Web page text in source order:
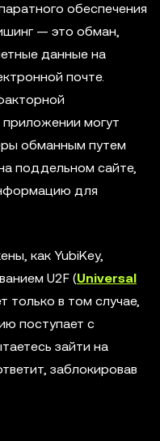
обеспечения
— это обман,
данные на
почте.
могут
обманным путем
поддельном сайте,
для
как YubiKey,
U2F (Universal
только в том случае,
поступает с
зайти на
заблокировав